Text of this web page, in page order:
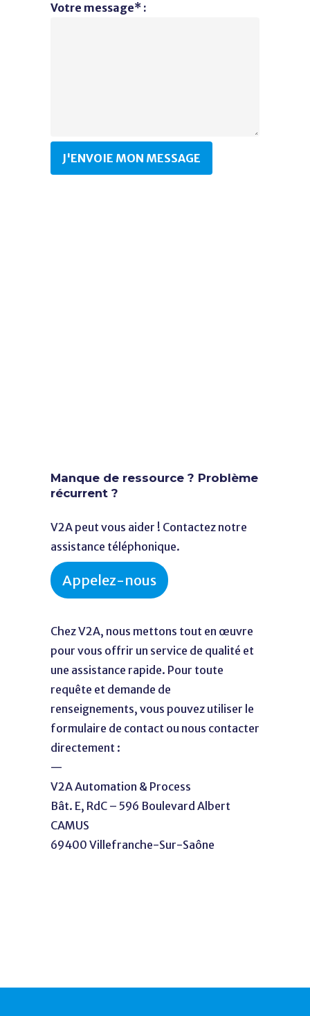
Votre message* :
Manque de ressource ? Problème
récurrent ?
V2A peut vous aider ! Contactez notre
assistance téléphonique.
Appelez-nous
Chez V2A, nous mettons tout en œuvre
pour vous offrir un service de qualité et
une assistance rapide. Pour toute
requête et demande de
renseignements, vous pouvez utiliser le
formulaire de contact ou nous contacter
directement :
—
V2A Automation & Process
Bât. E, RdC – 596 Boulevard Albert
CAMUS
69400 Villefranche-Sur-Saône